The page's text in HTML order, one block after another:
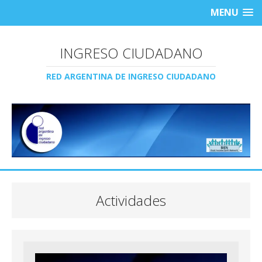
MENU
INGRESO CIUDADANO
RED ARGENTINA DE INGRESO CIUDADANO
Actividades